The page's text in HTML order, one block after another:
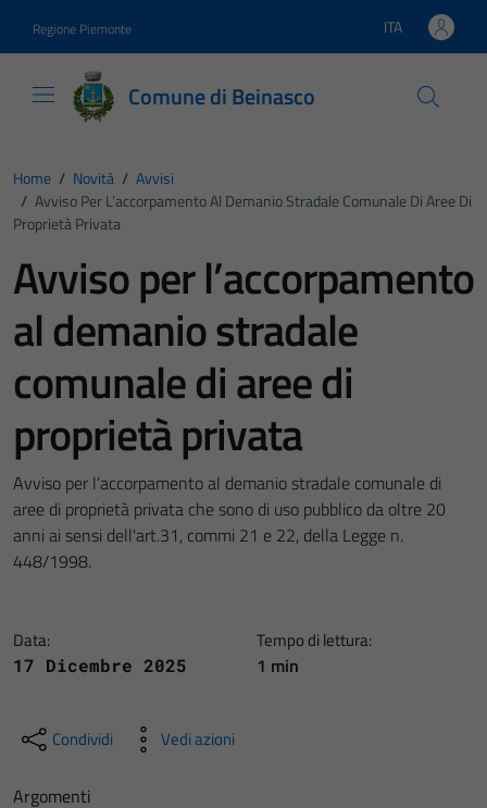
Regione Piemonte Lingua attiva:
ITA
Comune di Beinasco
Home / Novità / Avvisi
/ Avviso Per L’accorpamento Al Demanio Stradale Comunale Di Aree Di
Proprietà Privata
Avviso per l’accorpamento
al demanio stradale
comunale di aree di
proprietà privata
Avviso per l’accorpamento al demanio stradale comunale di
aree di proprietà privata che sono di uso pubblico da oltre 20
anni ai sensi dell'art.31, commi 21 e 22, della Legge n.
448/1998.
Data:
17 Dicembre 2025
Tempo di lettura:
1 min
Condividi Vedi azioni
Argomenti